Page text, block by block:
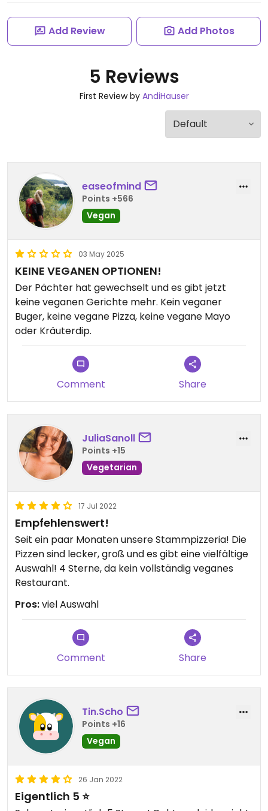
Add Review Add Photos
5 Reviews
First Review by AndiHauser
easeofmind
Points +566
Vegan
03 May 2025
KEINE VEGANEN OPTIONEN!
Der Pächter hat gewechselt und es gibt jetzt
keine veganen Gerichte mehr. Kein veganer
Buger, keine vegane Pizza, keine vegane Mayo
oder Kräuterdip.
Comment Share
JuliaSanoll
Points +15
Vegetarian
17 Jul 2022
Empfehlenswert!
Seit ein paar Monaten unsere Stammpizzeria! Die
Pizzen sind lecker, groß und es gibt eine vielfältige
Auswahl! 4 Sterne, da kein vollständig veganes
Restaurant.
Pros:viel Auswahl
Comment Share
Tin.Scho
Points +16
Vegan
26 Jan 2022
Eigentlich 5 ⭐️